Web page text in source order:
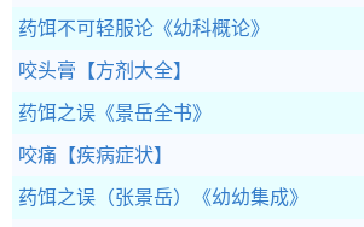
药饵不可轻服论 《幼科概论》
咬头膏 【方剂大全】
药饵之误 《景岳全书》
咬痛 【疾病症状】
药饵之误（张景岳） 《幼幼集成》